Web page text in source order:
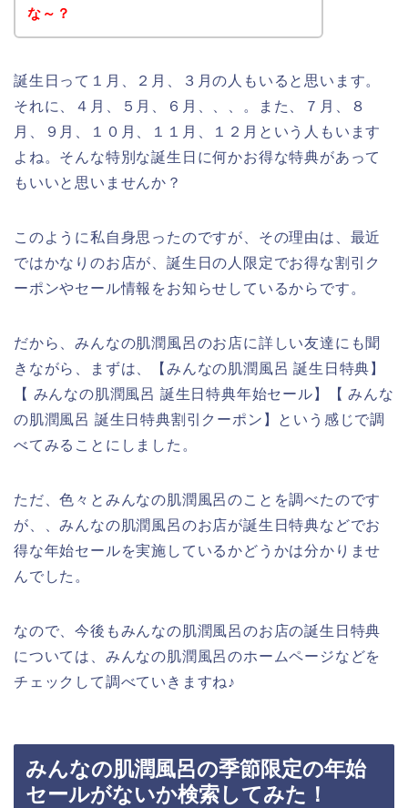
な～？
誕生日って１月、２月、３月の人もいると思います。
それに、４月、５月、６月、、、。また、７月、８
月、９月、１０月、１１月、１２月という人もいます
よね。そんな特別な誕生日に何かお得な特典があって
もいいと思いませんか？
このように私自身思ったのですが、その理由は、最近
ではかなりのお店が、誕生日の人限定でお得な割引ク
ーポンやセール情報をお知らせしているからです。
だから、みんなの肌潤風呂のお店に詳しい友達にも聞
きながら、まずは、【みんなの肌潤風呂 誕生日特典】
【 みんなの肌潤風呂 誕生日特典年始セール】【 みんな
の肌潤風呂 誕生日特典割引クーポン】という感じで調
べてみることにしました。
ただ、色々とみんなの肌潤風呂のことを調べたのです
が、、みんなの肌潤風呂のお店が誕生日特典などでお
得な年始セールを実施しているかどうかは分かりませ
んでした。
なので、今後もみんなの肌潤風呂のお店の誕生日特典
については、みんなの肌潤風呂のホームページなどを
チェックして調べていきますね♪
みんなの肌潤風呂の季節限定の年始
セールがないか検索してみた！